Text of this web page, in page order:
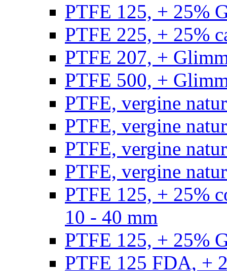
PTFE 125, + 25%
PTFE 225, + 25%
PTFE 207, +
PTFE 500, +
PTFE, vergine
PTFE, vergine
PTFE, vergine
PTFE, vergine
PTFE 125, + 25%
10 - 40 mm
PTFE 125, + 25%
PTFE 125 FDA, +